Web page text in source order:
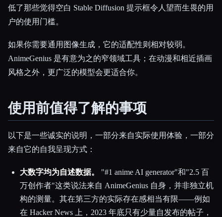
低了那些觉得空白 Stable Diffusion 提示框令人望而生畏的用
户的使用门槛。
如果你需要通用图像生成，它的适配性则相对较弱。
AnimeGenius 是有意为之的窄领域工具；在动漫和相近插画
风格之外，更广泛的模型会更适合你。
使用前值得了解的事项
以下是一些诚实的说明，一部分来自实际使用体验，一部分
来自它的自我呈现方式：
大数字均为自述数据。
"#1 anime AI generator"和"2.5 百
万创作者"这类说法来自 AnimeGenius 自身，并非独立机
构的测量。其在第三方的实际存在感相当有限——例如
在 Hacker News 上，2023 年底只有少量自发布的帖子，